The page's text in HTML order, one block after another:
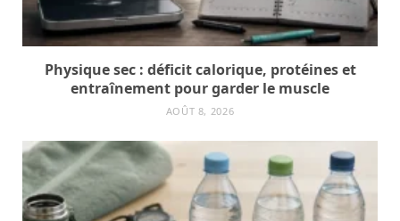
Physique sec : déficit calorique, protéines et
entraînement pour garder le muscle
AOÛT 8, 2026